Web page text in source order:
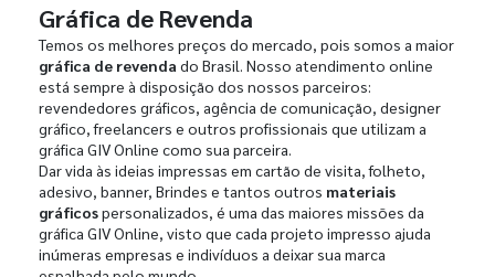
Gráfica de Revenda
Temos os melhores preços do mercado, pois somos a maior
gráfica de revenda do Brasil. Nosso atendimento online
está sempre à disposição dos nossos parceiros:
revendedores gráficos, agência de comunicação, designer
gráfico, freelancers e outros profissionais que utilizam a
gráfica GIV Online como sua parceira.
Dar vida às ideias impressas em cartão de visita, folheto,
adesivo, banner, Brindes e tantos outros materiais
gráficospersonalizados, é uma das maiores missões da
gráfica GIV Online, visto que cada projeto impresso ajuda
inúmeras empresas e indivíduos a deixar sua marca